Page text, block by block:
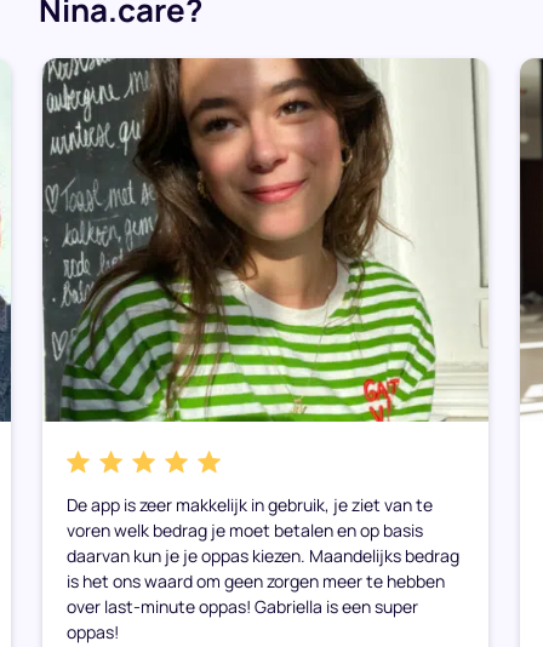
Nina.care?
De app is zeer makkelijk in gebruik, je ziet van te
voren welk bedrag je moet betalen en op basis
daarvan kun je je oppas kiezen. Maandelijks bedrag
is het ons waard om geen zorgen meer te hebben
over last-minute oppas! Gabriella is een super
oppas!